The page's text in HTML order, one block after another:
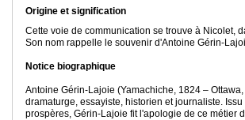
Origine et signification
Cette voie de communication se trouve à Nicolet,
Son nom rappelle le souvenir d'Antoine Gérin-
Notice biographique
Antoine Gérin-Lajoie (Yamachiche, 1824 –
dramaturge, essayiste, historien et journaliste.
prospères, Gérin-Lajoie fit l'apologie de ce métier